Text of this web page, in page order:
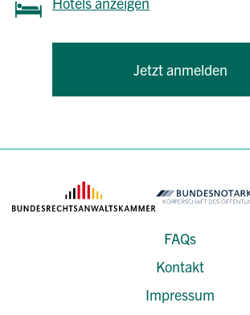
Jetzt anmelden
FAQs
Kontakt
Impressum